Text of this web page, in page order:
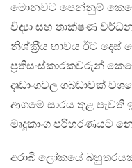
මොනවට පෙන්නුම්
විද්‍යා සහ තාක්ෂණ
නිශ්ක‍්‍රීය භාවය ඊට දෙස්
ප‍්‍රතිසංස්කාරකවරුන්
දෘඩාංගවල ගබඩාවක්
ආගමේ සාරය තුළ පැවති
මෘදුකාංග පරිහරණයට
අරාබි ලෝකයේ